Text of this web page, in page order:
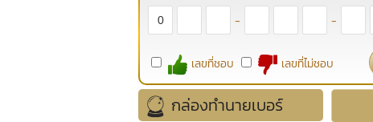
- -
เลขที่ชอบ เลขที่ไม่ชอบ
กล่องทำนายเบอร์